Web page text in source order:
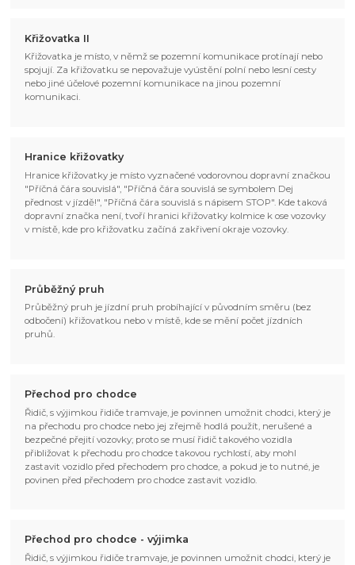
Křižovatka II
Křižovatka je místo, v němž se pozemní komunikace protínají nebo
spojují. Za křižovatku se nepovažuje vyústění polní nebo lesní cesty
nebo jiné účelové pozemní komunikace na jinou pozemní
komunikaci.
Hranice křižovatky
Hranice křižovatky je místo vyznačené vodorovnou dopravní značkou
"Příčná čára souvislá", "Příčná čára souvislá se symbolem Dej
přednost v jízdě!", "Příčná čára souvislá s nápisem STOP". Kde taková
dopravní značka není, tvoří hranici křižovatky kolmice k ose vozovky
v místě, kde pro křižovatku začíná zakřivení okraje vozovky.
Průběžný pruh
Průběžný pruh je jízdní pruh probíhající v původním směru (bez
odbočení) křižovatkou nebo v místě, kde se mění počet jízdních
pruhů.
Přechod pro chodce
Řidič, s výjimkou řidiče tramvaje, je povinnen umožnit chodci, který je
na přechodu pro chodce nebo jej zřejmě hodlá použít, nerušené a
bezpečné přejití vozovky; proto se musí řidič takového vozidla
přibližovat k přechodu pro chodce takovou rychlostí, aby mohl
zastavit vozidlo před přechodem pro chodce, a pokud je to nutné, je
povinen před přechodem pro chodce zastavit vozidlo.
Přechod pro chodce - výjimka
Řidič, s výjimkou řidiče tramvaje, je povinnen umožnit chodci, který je